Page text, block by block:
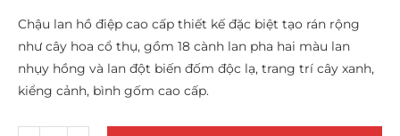
Chậu lan hồ điệp cao cấp thiết kế đặc biệt tạo rán rộng
như cây hoa cổ thụ, gồm 18 cành lan pha hai màu lan
nhụy hồng và lan đột biến đốm độc lạ, trang trí cây xanh,
kiểng cảnh, bình gốm cao cấp.